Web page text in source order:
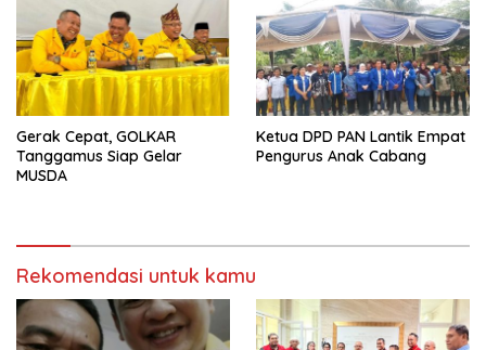
Gerak Cepat, GOLKAR
Tanggamus Siap Gelar
MUSDA
Ketua DPD PAN Lantik Empat
Pengurus Anak Cabang
Rekomendasi untuk kamu